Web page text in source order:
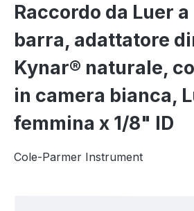
Raccordo da Luer
barra, adattatore
Kynar® naturale,
in camera bianca,
femmina x 1/8" ID
Cole-Parmer Instrument